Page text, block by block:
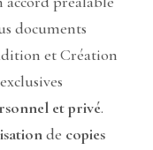
documents
et Création
et privé.
de copies